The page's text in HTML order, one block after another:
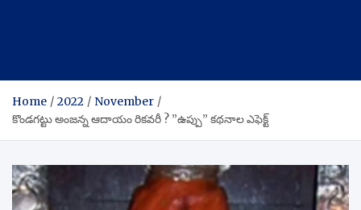
Home 2022
November
కొండగట్టు అంజన్న ఆదాయం రికవరీ ? ”ఉప్పు” కథనాల ఎఫెక్ట్